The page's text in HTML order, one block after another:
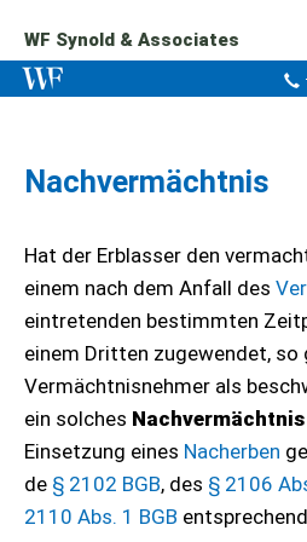
WF Synold & Associates
Nachvermächtnis
Hat der Erblasser den
einem nach dem Anfall des
eintretenden bestimmten
einem Dritten zugewendet,
Vermächtnisnehmer als
ein solches Nachvermächtnis
Einsetzung eines Nacherben
de § 2102 BGB, des § 2106
2110 Abs. 1 BGB